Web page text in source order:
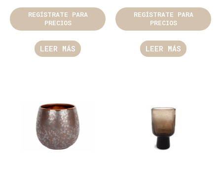
REGÍSTRATE PARA
PRECIOS
LEER MÁS
REGÍSTRATE PARA
PRECIOS
LEER MÁS